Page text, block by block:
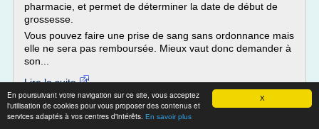
X
En poursuivant votre navigation sur ce site, vous acceptez
l'utilisation de cookies pour vous proposer des contenus et
services adaptés à vos centres d'intérêts. En savoir plus
pharmacie, et permet de déterminer la date de début de
grossesse.
Vous pouvez faire une prise de sang sans ordonnance mais
elle ne sera pas remboursée. Mieux vaut donc demander à
son...
Lire la suite
Date:2016-08-12 06:48:39
Site : http://testdegrossessepositif.blogspot.com